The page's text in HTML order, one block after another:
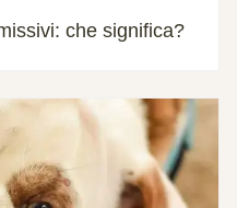
che significa?